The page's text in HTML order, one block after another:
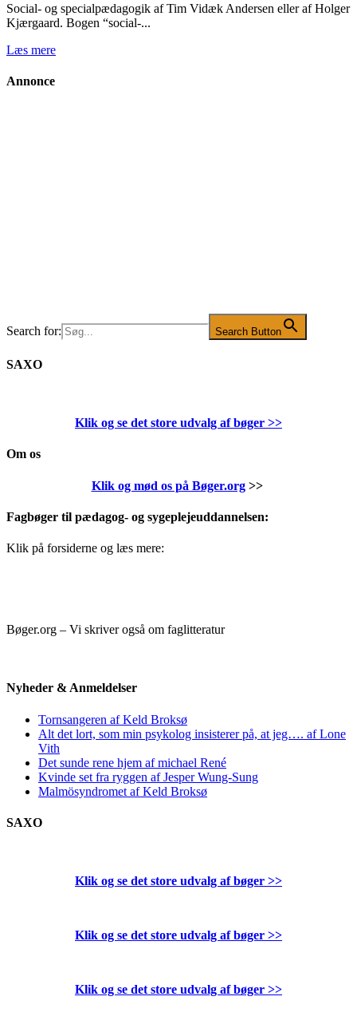
Social- og specialpædagogik af Tim Vidæk Andersen eller af Holger
Kjærgaard. Bogen “social-...
Læs mere
Annonce
Search for: Search Button
SAXO
Klik og se det store udvalg af bøger >>
Om os
Klik og mød os på Bøger.org>>
Fagbøger til pædagog- og sygeplejeuddannelsen:
Klik på forsiderne og læs mere:
Bøger.org – Vi skriver også om faglitteratur
Nyheder & Anmeldelser
Tornsangeren af Keld Broksø
Alt det lort, som min psykolog insisterer på, at jeg…. af Lone
Vith
Det sunde rene hjem af michael René
Kvinde set fra ryggen af Jesper Wung-Sung
Malmösyndromet af Keld Broksø
SAXO
Klik og se det store udvalg af bøger >>
Klik og se det store udvalg af bøger >>
Klik og se det store udvalg af bøger >>